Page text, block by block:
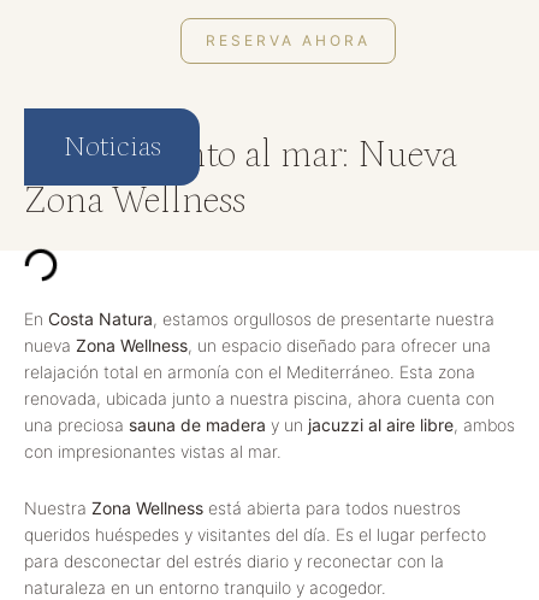
RESERVA AHORA
Noticias
Relájate junto al mar: Nueva
Zona Wellness
En Costa Natura, estamos orgullosos de presentarte nuestra
nueva Zona Wellness, un espacio diseñado para ofrecer una
relajación total en armonía con el Mediterráneo. Esta zona
renovada, ubicada junto a nuestra piscina, ahora cuenta con
una preciosa sauna de madera y un jacuzzi al aire libre, ambos
con impresionantes vistas al mar.
Nuestra Zona Wellness está abierta para todos nuestros
queridos huéspedes y visitantes del día. Es el lugar perfecto
para desconectar del estrés diario y reconectar con la
naturaleza en un entorno tranquilo y acogedor.